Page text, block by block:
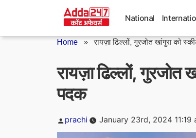
National
Home »रायज़ा ढिल्लों, गुरजोत खांगुरा को
रायज़ा ढिल्लों, गुरजोत
पदक
Posted
by
prachi January 23rd, 2024 11:19